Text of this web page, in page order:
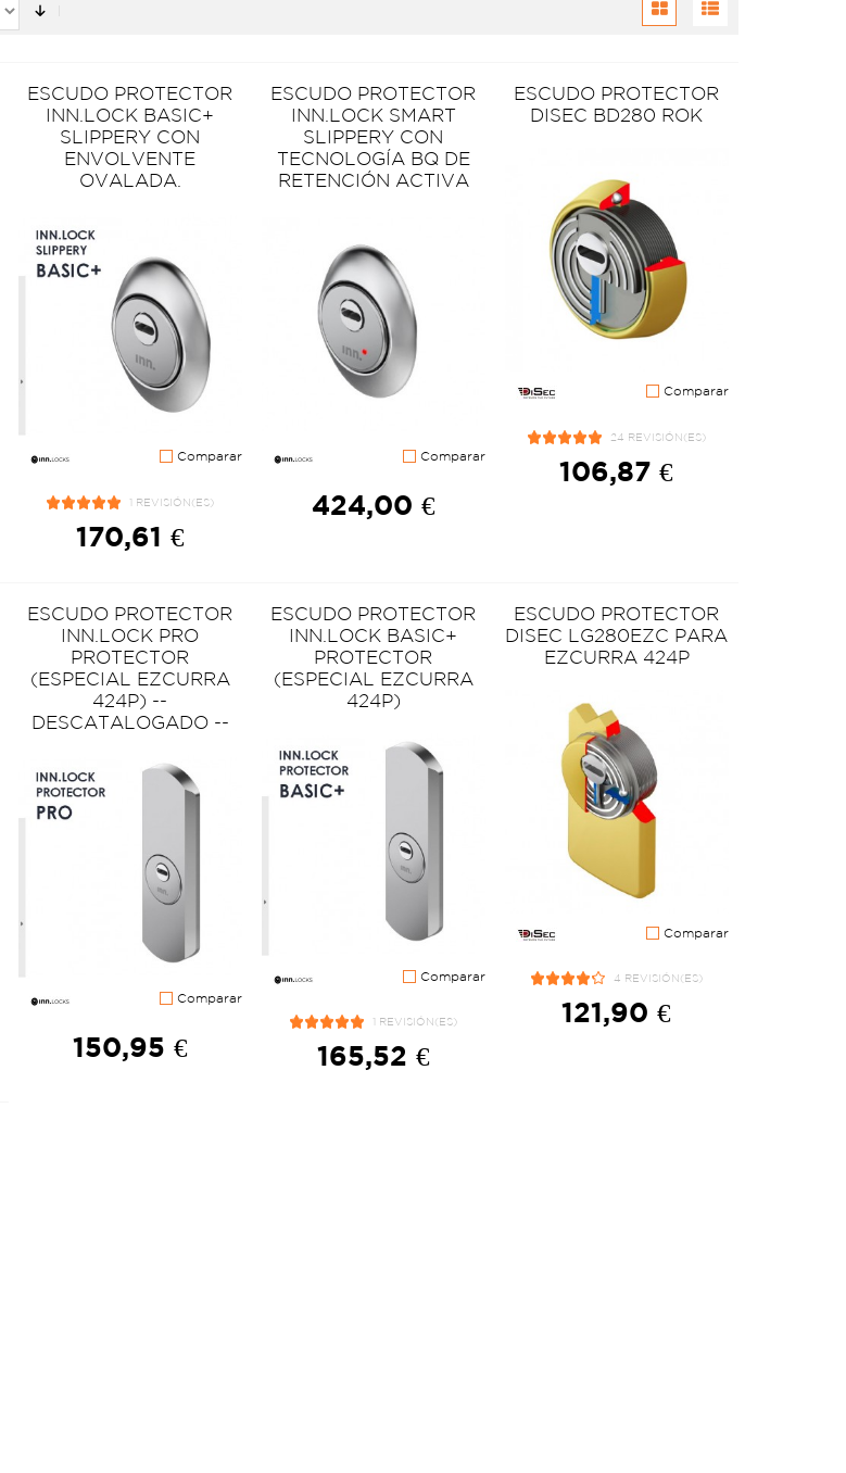
ESCUDO PROTECTOR
INN.LOCK BASIC+
SLIPPERY CON
ENVOLVENTE
OVALADA.
Comparar
1 REVISIÓN(ES)
170,61 €
ESCUDO PROTECTOR
INN.LOCK SMART
SLIPPERY CON
TECNOLOGÍA BQ DE
RETENCIÓN ACTIVA
Comparar
424,00 €
ESCUDO PROTECTOR
DISEC BD280 ROK
Comparar
24 REVISIÓN(ES)
106,87 €
ESCUDO PROTECTOR
INN.LOCK PRO
PROTECTOR
(ESPECIAL EZCURRA
424P) --
DESCATALOGADO --
Comparar
150,95 €
ESCUDO PROTECTOR
INN.LOCK BASIC+
PROTECTOR
(ESPECIAL EZCURRA
424P)
Comparar
1 REVISIÓN(ES)
165,52 €
ESCUDO PROTECTOR
DISEC LG280EZC PARA
EZCURRA 424P
Comparar
4 REVISIÓN(ES)
121,90 €